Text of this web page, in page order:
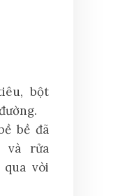
bột
bề đã
và rửa
qua vòi